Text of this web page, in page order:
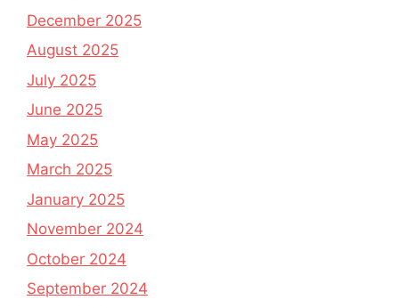
December 2025
August 2025
July 2025
June 2025
May 2025
March 2025
January 2025
November 2024
October 2024
September 2024